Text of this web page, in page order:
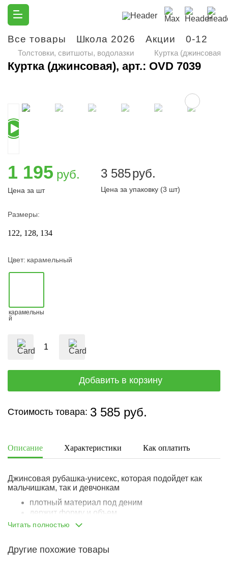
Все товары Школа 2026 Акции 0-12
Толстовки, свитшоты, водолазки Куртка (джинсовая),
Куртка (джинсовая), арт.: OVD 7039
1 195 руб.
Цена за шт
3 585руб.
Цена за упаковку (3 шт)
Размеры:
122 128 134
Цвет: карамельный
карамельны
й
Стоимость товара: 3 585 руб.
Описание Характеристики Как оплатить
Джинсовая рубашка-унисекс, которая подойдет как
мальчишкам, так и девчонкам
плотный материал под деним
держит форму и объем
классический крой
застегивается на аккуратную металлическую
Читать полностью
Другие похожие товары